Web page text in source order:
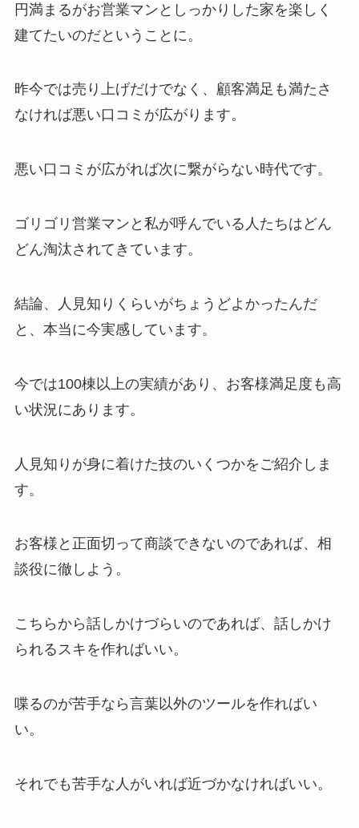
円満まるがお営業マンとしっかりした家を楽しく
建てたいのだということに。
昨今では売り上げだけでなく、顧客満足も満たさ
なければ悪い口コミが広がります。
悪い口コミが広がれば次に繋がらない時代です。
ゴリゴリ営業マンと私が呼んでいる人たちはどん
どん淘汰されてきています。
結論、人見知りくらいがちょうどよかったんだ
と、本当に今実感しています。
今では100棟以上の実績があり、お客様満足度も高
い状況にあります。
人見知りが身に着けた技のいくつかをご紹介しま
す。
お客様と正面切って商談できないのであれば、相
談役に徹しよう。
こちらから話しかけづらいのであれば、話しかけ
られるスキを作ればいい。
喋るのが苦手なら言葉以外のツールを作ればい
い。
それでも苦手な人がいれば近づかなければいい。